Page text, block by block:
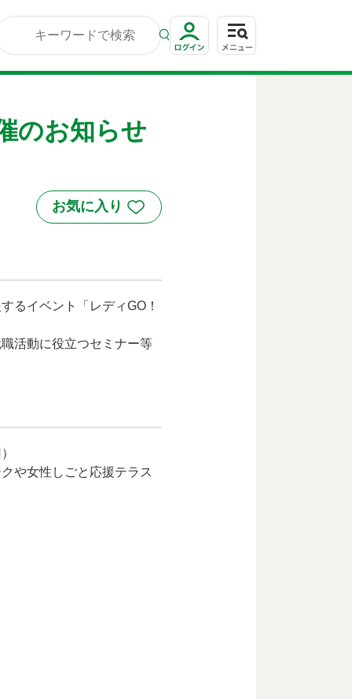
のお知らせ
るイベント「レディGO！
活動に役立つセミナー等
や女性しごと応援テラス